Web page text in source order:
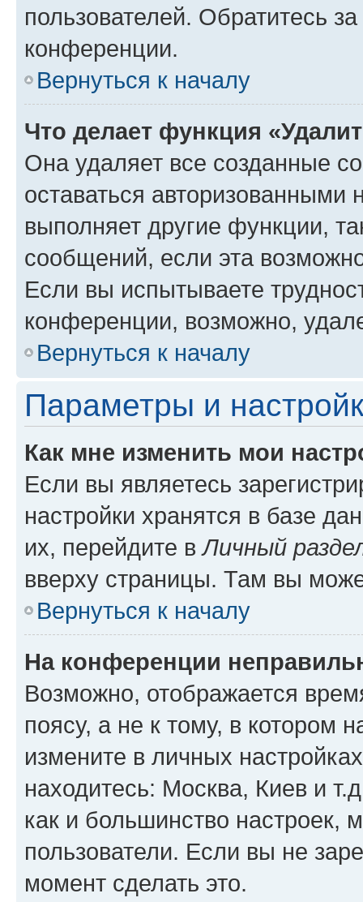
пользователей. Обратитесь
конференции.
Вернуться к началу
Что делает функция
Она удаляет все созданные
оставаться авторизованными
выполняет другие функции,
сообщений, если эта
Если вы испытываете
конференции, возможно,
Вернуться к началу
Параметры и
Как мне изменить мои
Если вы являетесь
настройки хранятся в базе
их, перейдите вЛичный
вверху страницы. Там вы
Вернуться к началу
На конференции
Возможно, отображается
поясу, а не к тому, в котором
измените в личных
находитесь: Москва, Киев и
как и большинство настроек,
пользователи. Если вы не
момент сделать это.